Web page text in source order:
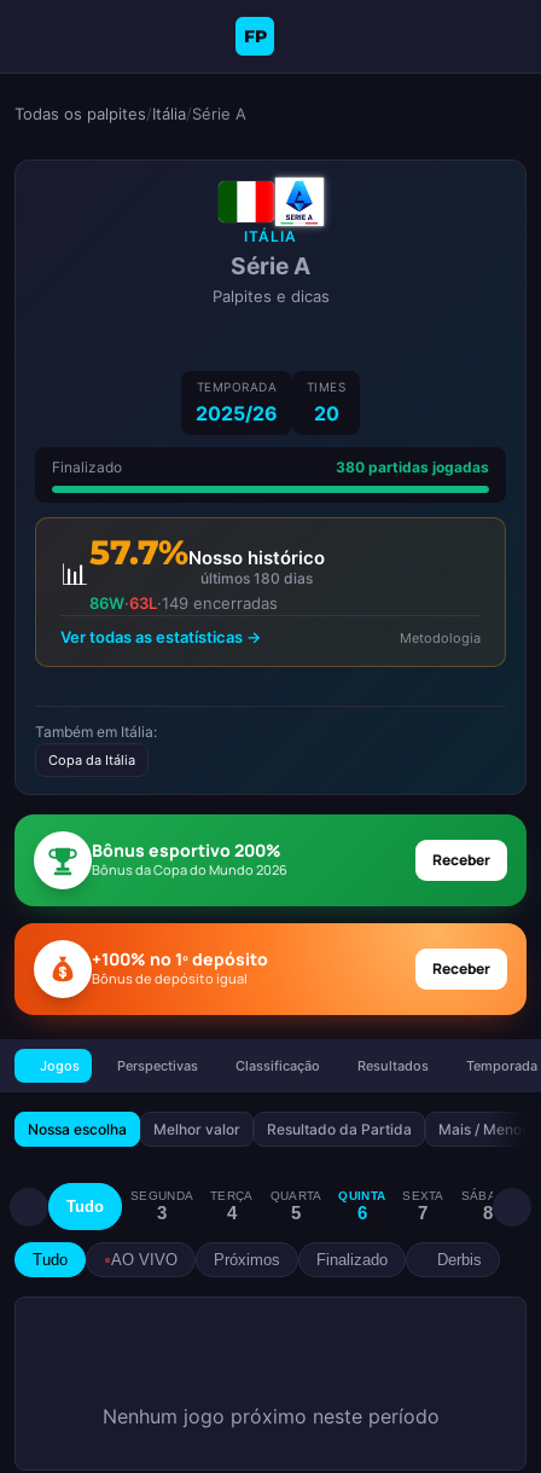
FP
Todas os palpites/Itália/Série A
ITÁLIA
Série A
Palpites e dicas
TEMPORADA
2025/26
TIMES
20
Finalizado 380 partidas jogadas
📊
57.7%Nosso histórico
últimos 180 dias
86W·63L·149 encerradas
Ver todas as estatísticas →
Metodologia
Também em Itália:
Copa da Itália
Bônus esportivo 200%
Bônus da Copa do Mundo 2026 Receber
+100% no 1º depósito
Bônus de depósito igual Receber
Jogos Perspectivas Classificação Resultados Temporada
Nossa escolha Melhor valor Resultado da Partida Mais / Menos
Tudo
SEGUNDA
3
TERÇA
4
QUARTA
5
QUINTA
6
SEXTA
7
SÁBADO
8
Tudo AO VIVO Próximos Finalizado Derbis
Nenhum jogo próximo neste período